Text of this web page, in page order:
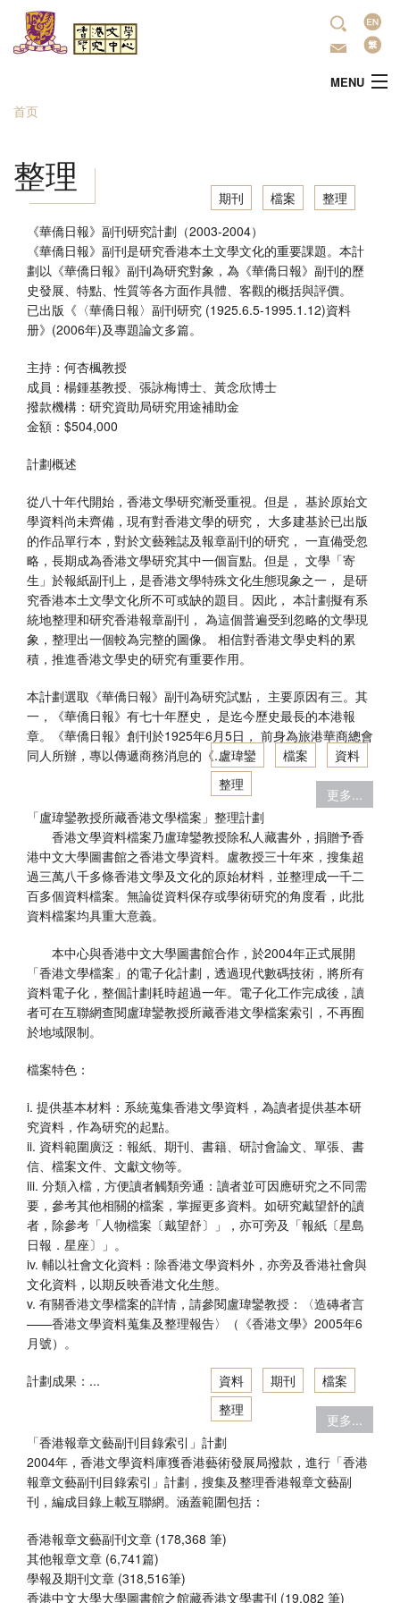
跳转到主要内容
语
言
MENU
中心简介
最新活动
學術研究
文学推广
出版
香港文學資料庫
当前位置
首页
整理
期刊 檔案
整理
《華僑日報》副刊研究計劃（2003-2004）
《華僑日報》副刊是研究香港本土文學文化的重要課題。本計
劃以《華僑日報》副刊為研究對象，為《華僑日報》副刊的歷
史發展、特點、性質等各方面作具體、客觀的概括與評價。
已出版《〈華僑日報〉副刊研究 (1925.6.5-1995.1.12)資料
册》(2006年)及專題論文多篇。
主持：何杏楓教授
成員：楊鍾基教授、張詠梅博士、黃念欣博士
撥款機構：研究資助局研究用途補助金
金額：$504,000
計劃概述
從八十年代開始，香港文學研究漸受重視。但是， 基於原始文
學資料尚未齊備，現有對香港文學的研究， 大多建基於已出版
的作品單行本，對於文藝雜誌及報章副刊的研究， 一直備受忽
略，長期成為香港文學研究其中一個盲點。但是， 文學「寄
生」於報紙副刊上，是香港文學特殊文化生態現象之一， 是研
究香港本土文學文化所不可或缺的題目。因此， 本計劃擬有系
統地整理和研究香港報章副刊， 為這個普遍受到忽略的文學現
象，整理出一個較為完整的圖像。 相信對香港文學史料的累
積，推進香港文學史的研究有重要作用。
本計劃選取《華僑日報》副刊為研究試點， 主要原因有三。其
一，《華僑日報》有七十年歷史， 是迄今歷史最長的本港報
章。《華僑日報》創刊於1925年6月5日， 前身為旅港華商總會
同人所辦，專以傳遞商務消息的《...
更多...
盧瑋鑾 檔案
資料
整理
「盧瑋鑾教授所藏香港文學檔案」整理計劃
香港文學資料檔案乃盧瑋鑾教授除私人藏書外，捐贈予香
港中文大學圖書館之香港文學資料。盧教授三十年來，搜集超
過三萬八千多條香港文學及文化的原始材料，並整理成一千二
百多個資料檔案。無論從資料保存或學術研究的角度看，此批
資料檔案均具重大意義。
本中心與香港中文大學圖書館合作，於2004年正式展開
「香港文學檔案」的電子化計劃，透過現代數碼技術，將所有
資料電子化，整個計劃耗時超過一年。電子化工作完成後，讀
者可在互聯網查閱盧瑋鑾教授所藏香港文學檔案索引，不再囿
於地域限制。
檔案特色：
i. 提供基本材料：系統蒐集香港文學資料，為讀者提供基本研
究資料，作為研究的起點。
ii. 資料範圍廣泛：報紙、期刊、書籍、研討會論文、單張、書
信、檔案文件、文獻文物等。
iii. 分類入檔，方便讀者觸類旁通：讀者並可因應研究之不同需
要，參考其他相關的檔案，掌握更多資料。如研究戴望舒的讀
者，除參考「人物檔案〔戴望舒〕」，亦可旁及「報紙〔星島
日報．星座〕」。
iv. 輔以社會文化資料：除香港文學資料外，亦旁及香港社會與
文化資料，以期反映香港文化生態。
v. 有關香港文學檔案的詳情，請參閱盧瑋鑾教授：〈造磚者言
——香港文學資料蒐集及整理報告〉（《香港文學》2005年6
月號）。
計劃成果：...
更多...
資料 期刊
檔案
整理
「香港報章文藝副刊目錄索引」計劃
2004年，香港文學資料庫獲香港藝術發展局撥款，進行「香港
報章文藝副刊目錄索引」計劃，搜集及整理香港報章文藝副
刊，編成目錄上載互聯網。涵蓋範圍包括：
香港報章文藝副刊文章 (178,368 筆)
其他報章文章 (6,741篇)
學報及期刊文章 (318,516筆)
香港中文大學大學圖書館之館藏香港文學書刊 (19,082 筆)